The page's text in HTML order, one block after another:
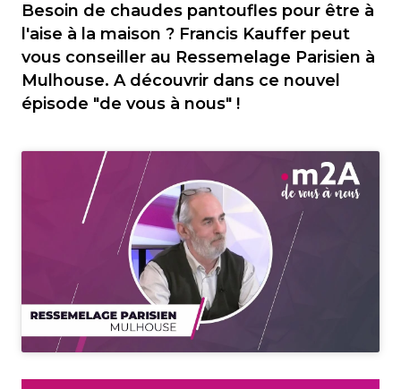
Besoin de chaudes pantoufles pour être à
l'aise à la maison ? Francis Kauffer peut
vous conseiller au Ressemelage Parisien à
Mulhouse. A découvrir dans ce nouvel
épisode "de vous à nous" !